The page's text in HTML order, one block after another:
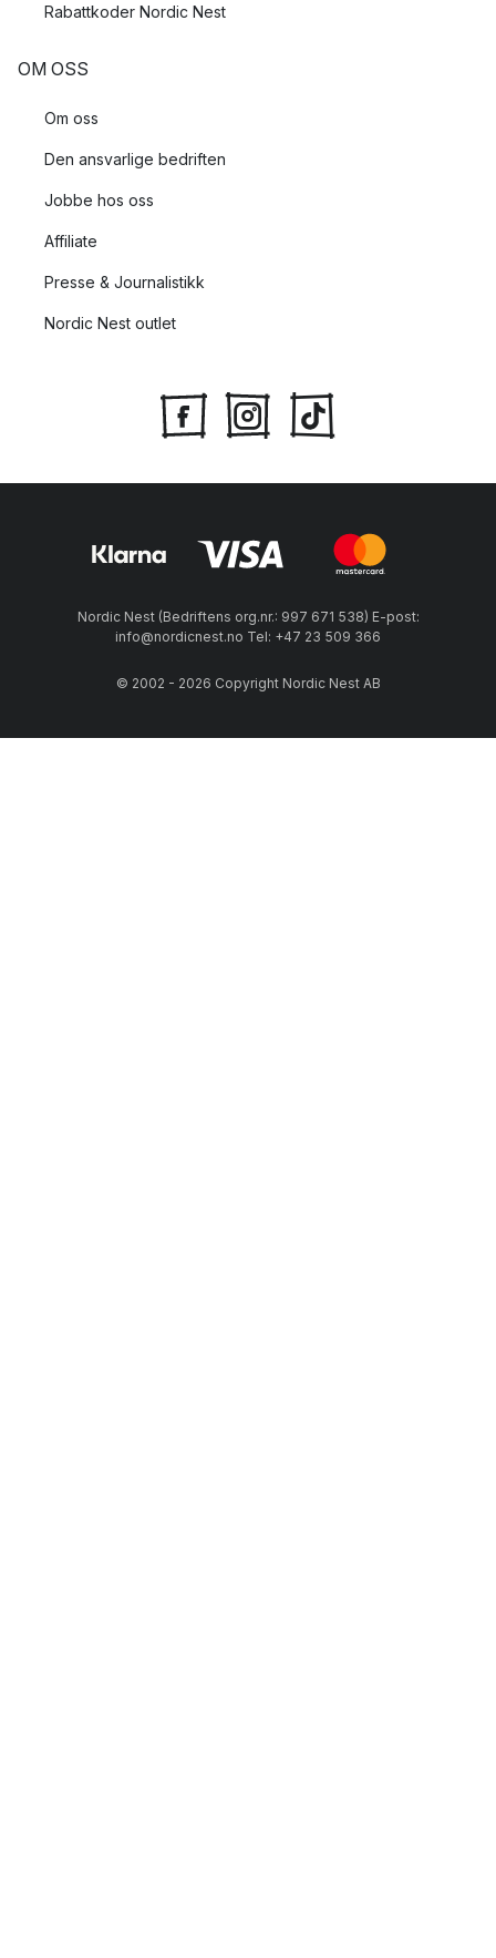
Rabattkoder Nordic Nest
OM OSS
Om oss
Den ansvarlige bedriften
Jobbe hos oss
Affiliate
Presse & Journalistikk
Nordic Nest outlet
Nordic Nest (Bedriftens org.nr.: 997 671 538) E-post:
info@nordicnest.no Tel: +47 23 509 366
© 2002 - 2026 Copyright Nordic Nest AB